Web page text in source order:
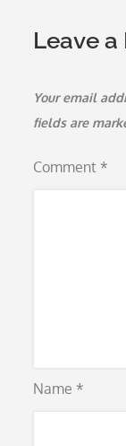
Leave a
Your email
fields are
Comment *
Name *